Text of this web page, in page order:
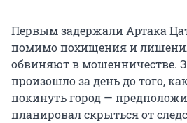
Первым задержали Артака
помимо похищения и
обвиняют в мошенничестве.
произошло за день до того,
покинуть город —
планировал скрыться от